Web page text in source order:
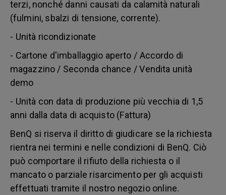
terzi, nonché danni causati da calamità naturali
(fulmini, sbalzi di tensione, corrente).
- Unità ricondizionate
- Cartone d'imballaggio aperto / Accordo di
magazzino / Seconda chance / Vendita unità
demo
- Unità con data di produzione più vecchia di 1,5
anni dalla data di acquisto (Fattura)
BenQ si riserva il diritto di giudicare se la richiesta
rientra nei termini e nelle condizioni di BenQ. Ciò
può comportare il rifiuto della richiesta o il
mancato o parziale risarcimento per gli acquisti
effettuati tramite il nostro negozio online.